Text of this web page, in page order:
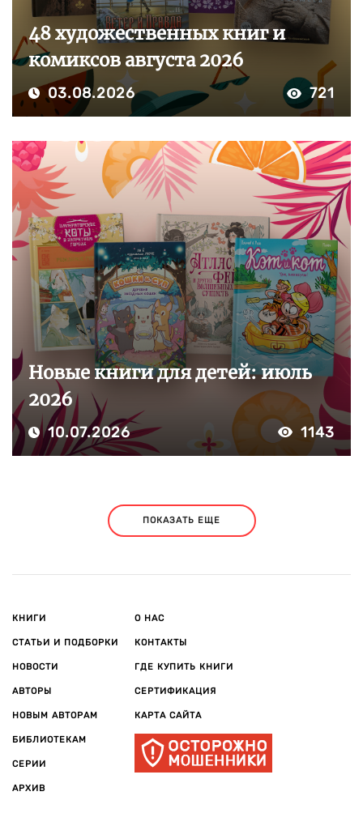
48 художественных книг и
комиксов августа 2026
03.08.2026 721
Новые книги для детей: июль
2026
10.07.2026 1143
ПОКАЗАТЬ ЕЩЕ
КНИГИ
СТАТЬИ И ПОДБОРКИ
НОВОСТИ
АВТОРЫ
НОВЫМ АВТОРАМ
БИБЛИОТЕКАМ
СЕРИИ
АРХИВ
О НАС
КОНТАКТЫ
ГДЕ КУПИТЬ КНИГИ
СЕРТИФИКАЦИЯ
КАРТА САЙТА